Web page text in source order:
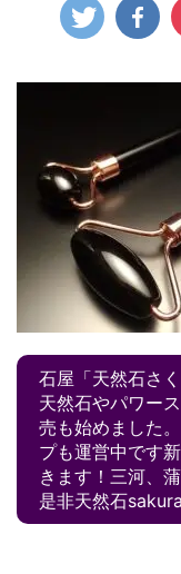
石屋「天然石さ
天然石やパワー
売も始めました
プも運営中です
きます！三河、
是非天然石